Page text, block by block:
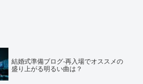
結婚式準備ブログ-再入場でオススメの
盛り上がる明るい曲は？